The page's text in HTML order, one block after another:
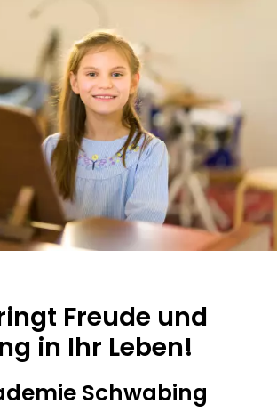
Freude und
in Ihr Leben!
Schwabing